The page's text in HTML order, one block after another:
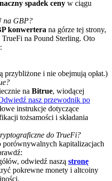
nagrody pieniężne
spadek ceny w ciągu
na GBP?
konwertera na górze tej strony,
na Pound Sterling. Oto
przybliżone i nie obejmują opłat.)
na Bitrue, wiodącej
nasz przewodnik po
instrukcje dotyczące
tożsamości i składania
do TrueFi?
porównywalnych kapitalizacjach
odwiedź naszą stronę
pokrewne monety i altcoiny